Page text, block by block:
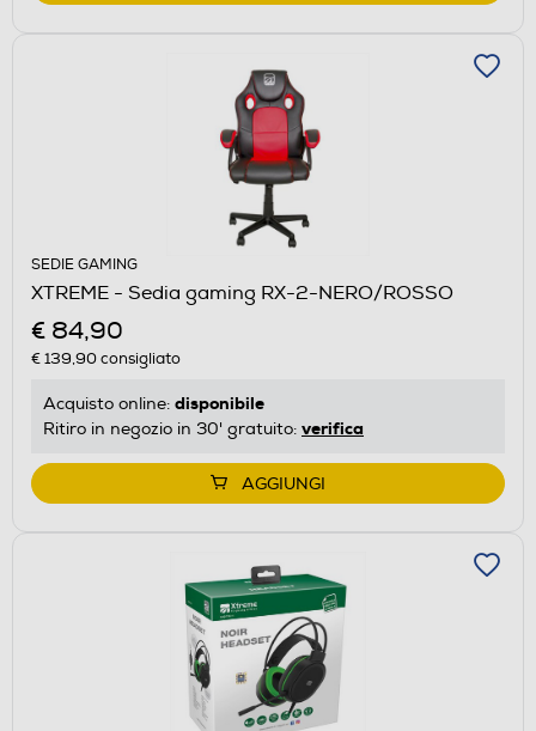
SEDIE GAMING
XTREME - Sedia gaming RX-2-NERO/ROSSO
€ 84,90
€ 139,90consigliato
Acquisto online: disponibile
Ritiro in negozio in 30' gratuito: verifica
AGGIUNGI